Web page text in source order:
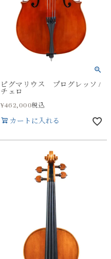
ピグマリウス プログレッソ /
チェロ
¥462,000税込
カートに入れる